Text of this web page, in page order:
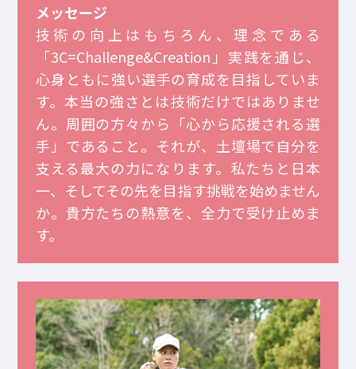
メッセージ
技術の向上はもちろん、理念である
「3C=Challenge&Creation」実践を通じ、
心身ともに強い選手の育成を目指していま
す。本当の強さとは技術だけではありませ
ん。周囲の方々から「心から応援される選
手」であること。それが、土壇場で自分を
支える最大の力になります。私たちと日本
一、そしてその先を目指す挑戦を始めません
か。貴方たちの熱意を、全力で受け止めま
す。